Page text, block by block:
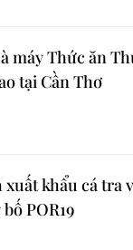
máy Thức ăn
tại Cần Thơ
khẩu cá tra
POR19